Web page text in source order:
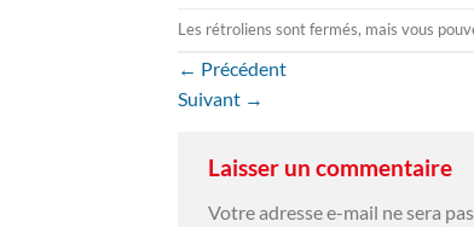
Les rétroliens sont fermés, mais vous
← Précédent
Suivant →
Laisser un commentaire
Votre adresse e-mail ne sera